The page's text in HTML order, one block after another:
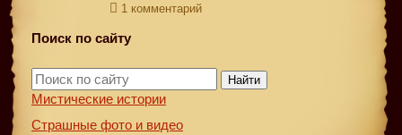
1 комментарий
Поиск по сайту
Найти
Мистические истории
Страшные фото и видео